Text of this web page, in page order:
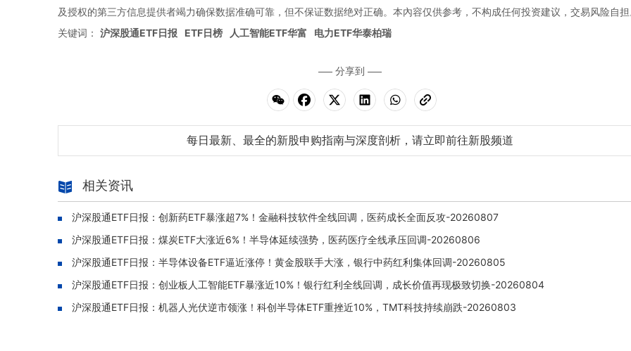
及授权的第三方信息提供者竭力确保数据准确可靠，但不保证数据绝对正确。本內容仅供参考，不构成任何投资建议，交易风险自担
关键词： 沪深股通ETF日报 ETF日榜 人工智能ETF华富 电力ETF华泰柏瑞
分享到
每日最新、最全的新股申购指南与深度剖析，请立即前往新股频道
相关资讯
沪深股通ETF日报：创新药ETF暴涨超7%！金融科技软件全线回调，医药成长全面反攻-20260807
沪深股通ETF日报：煤炭ETF大涨近6%！半导体延续强势，医药医疗全线承压回调-20260806
沪深股通ETF日报：半导体设备ETF逼近涨停！黄金股联手大涨，银行中药红利集体回调-20260805
沪深股通ETF日报：创业板人工智能ETF暴涨近10%！银行红利全线回调，成长价值再现极致切换-20260804
沪深股通ETF日报：机器人光伏逆市领涨！科创半导体ETF重挫近10%，TMT科技持续崩跌-20260803